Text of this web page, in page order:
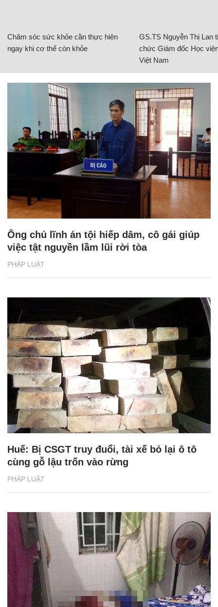
Chăm sóc sức khỏe cần thực hiện
ngay khi cơ thể còn khỏe
GS.TS Nguyễn Thị Lan
chức Giám đốc Học
Việt Nam
PHÁP LUẬT
Ông chủ lĩnh án tội hiếp dâm, cô gái giúp
việc tật nguyền lầm lũi rời tòa
PHÁP LUẬT
Huế: Bị CSGT truy đuổi, tài xế bỏ lại ô tô
cùng gỗ lậu trốn vào rừng